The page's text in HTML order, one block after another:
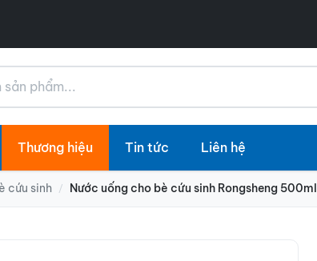
Thương hiệu Tin tức Liên hệ
cứu sinh / Nước uống cho bè cứu sinh Rongsheng 500ml